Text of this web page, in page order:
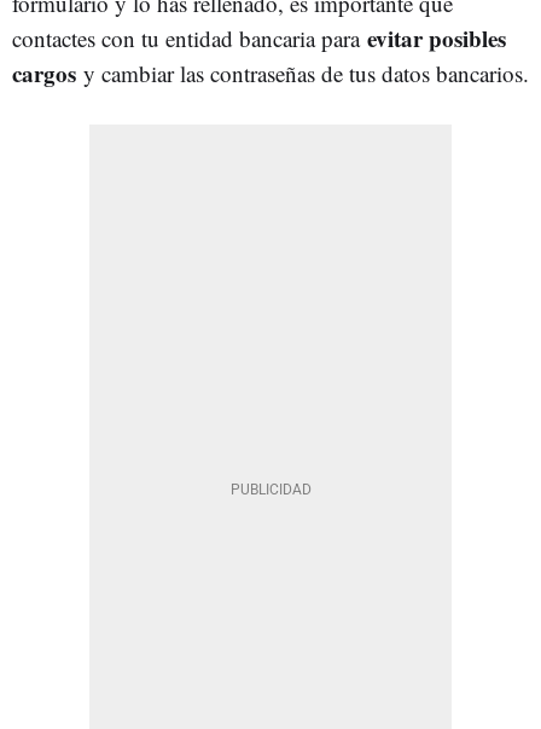
contactes con tu entidad bancaria para evitar posibles
cargos y cambiar las contraseñas de tus datos bancarios.